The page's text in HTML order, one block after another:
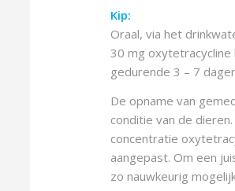
Kip:
Oraal, via het
30 mg oxytetracycline
gedurende 3 – 7
De opname van
conditie van de
concentratie
aangepast. Om een
zo nauwkeurig